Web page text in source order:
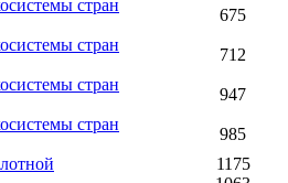
стран
675
стран
712
стран
947
стран
985
1175